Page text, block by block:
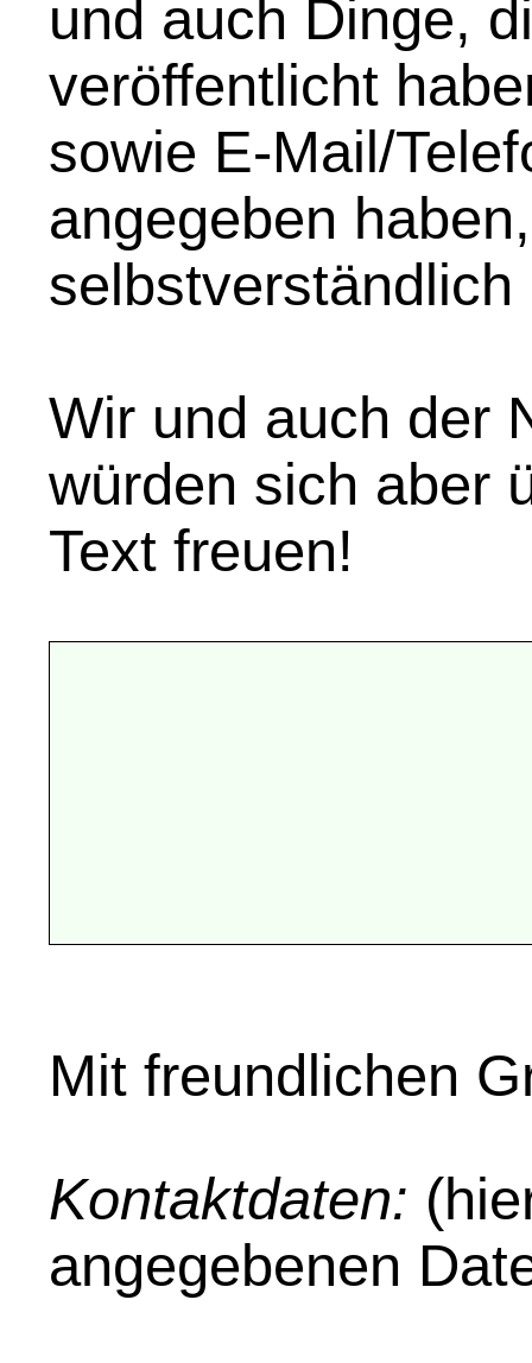
und auch Dinge,
veröffentlicht
sowie E-Mail/
angegeben
Wir und auch der
würden sich aber
Text freuen!
Mit freundlichen
Kontaktdaten:
angegebenen